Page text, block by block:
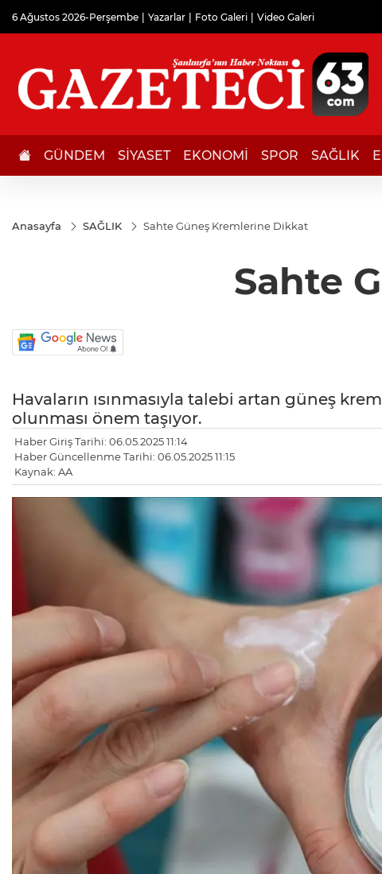
6 Ağustos 2026-Perşembe Yazarlar Foto Galeri Video Galeri
GÜNDEM SİYASET EKONOMİ SPOR SAĞLIK
Anasayfa SAĞLIK Sahte Güneş Kremlerine Dikkat
Sahte
Havaların ısınmasıyla talebi artan güneş
olunması önem taşıyor.
Haber Giriş Tarihi: 06.05.2025 11:14
Haber Güncellenme Tarihi: 06.05.2025 11:15
Kaynak: AA